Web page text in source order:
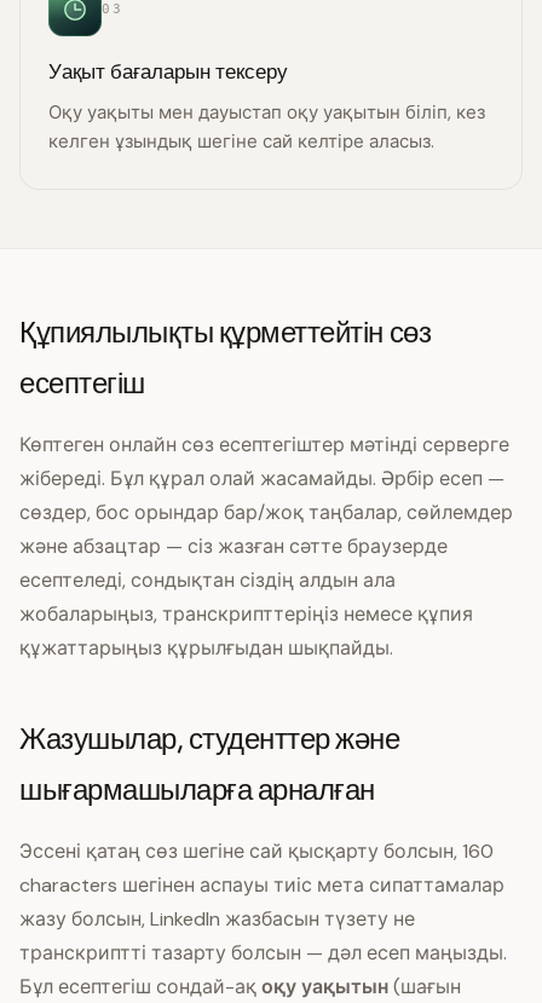
03
Уақыт бағаларын тексеру
Оқу уақыты мен дауыстап оқу уақытын біліп, кез
келген ұзындық шегіне сай келтіре аласыз.
Құпиялылықты құрметтейтін сөз
есептегіш
Көптеген онлайн сөз есептегіштер мәтінді серверге
жібереді. Бұл құрал олай жасамайды. Әрбір есеп —
сөздер, бос орындар бар/жоқ таңбалар, сөйлемдер
және абзацтар — сіз жазған сәтте браузерде
есептеледі, сондықтан сіздің алдын ала
жобаларыңыз, транскрипттеріңіз немесе құпия
құжаттарыңыз құрылғыдан шықпайды.
Жазушылар, студенттер және
шығармашыларға арналған
Эссені қатаң сөз шегіне сай қысқарту болсын, 160
characters шегінен аспауы тиіс мета сипаттамалар
жазу болсын, LinkedIn жазбасын түзету не
транскриптті тазарту болсын — дәл есеп маңызды.
Бұл есептегіш сондай-ақоқу уақытын(шағын